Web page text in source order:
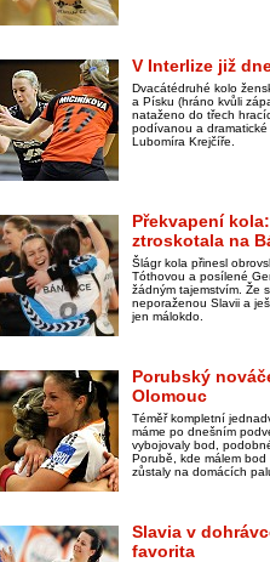
V Interlize již
Dvacátédruhé kolo
a Písku (hráno kvůli
nataženo do třech
podívanou a
Lubomíra Krejčíře.
Překvapení
ztroskotala na
Šlágr kola přinesl
Tóthovou a posílené
žádným tajemstvím. Že
neporaženou Slavii a
jen málokdo.
Porubský
Olomouc
Téměř kompletní
máme po dnešním
vybojovaly bod,
Porubě, kde málem
zůstaly na domácích
Slavia v
favorita